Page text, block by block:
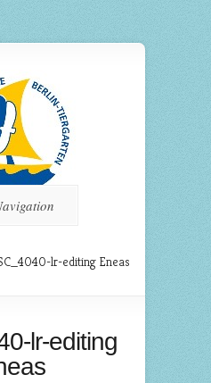
lr-editing Eneas
lr-editing